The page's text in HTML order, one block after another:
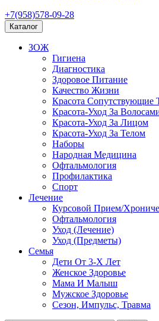
+7(958)578-09-28
Каталог
ЗОЖ
Гигиена
Диагностика
Здоровое Питание
Качество Жизни
Красота Сопутствующие
Красота-Уход За
Красота-Уход За Лицом
Красота-Уход За Телом
Наборы
Народная Медицина
Офтальмология
Профилактика
Спорт
Лечение
Курсовой Прием/
Офтальмология
Уход (Лечение)
Уход (Предметы)
Семья
Дети От 3-Х Лет
Женское Здоровье
Мама И Малыш
Мужское Здоровье
Сезон, Импульс, Травма